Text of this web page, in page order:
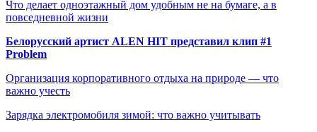
Что делает одноэтажный дом удобным не на бумаге, а в
повседневной жизни
Белорусский артист ALEN HIT представил клип #1
Problem
Организация корпоративного отдыха на природе — что
важно учесть
Зарядка электромобиля зимой: что важно учитывать